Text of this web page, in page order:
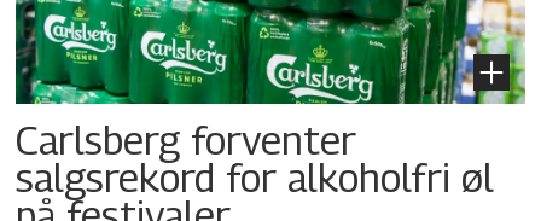
Carlsberg forventer
salgsrekord for alkoholfri øl